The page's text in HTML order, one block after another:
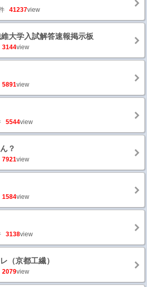
41237view
維大学入試解答速報掲示板
3144view
5891view
5544view
？
7921view
1584view
3138view
（京都工繊）
2079view